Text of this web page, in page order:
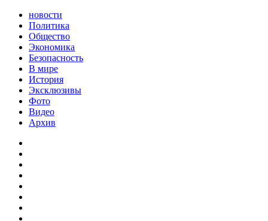
новости
Политика
Общество
Экономика
Безопасность
В мире
История
Эксклюзивы
Фото
Видео
Архив